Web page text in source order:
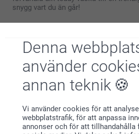
Denna
använder
annan teknik
Vi använder cookies för att
webbplatstrafik, för att anpassa
annonser och för att tillhandahålla
snygg vart du än går!
Varför